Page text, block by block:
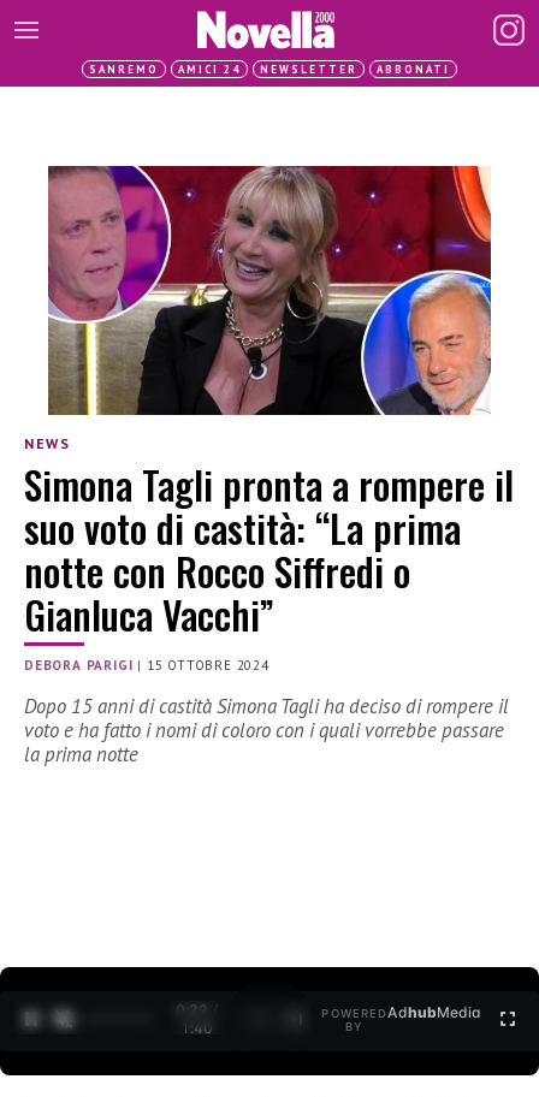
SANREMO AMICI 24 NEWSLETTER ABBONATI
NEWS
Simona Tagli pronta a rompere il
suo voto di castità: “La prima
notte con Rocco Siffredi o
Gianluca Vacchi”
DEBORA PARIGI | 15 OTTOBRE 2024
Dopo 15 anni di castità Simona Tagli ha deciso di rompere il
voto e ha fatto i nomi di coloro con i quali vorrebbe passare
la prima notte
0:30 /
1:40
POWERED
BY
AdhubMedia